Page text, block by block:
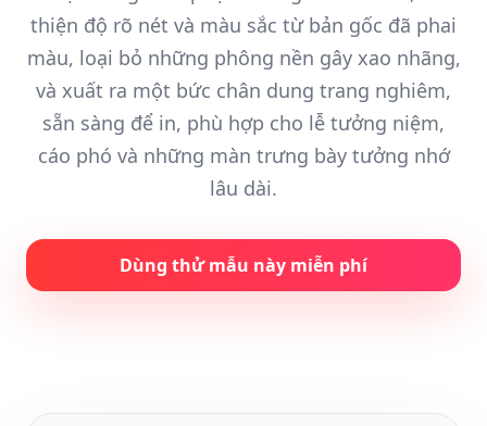
thiện độ rõ nét và màu sắc từ bản gốc đã phai
màu, loại bỏ những phông nền gây xao nhãng,
và xuất ra một bức chân dung trang nghiêm,
sẵn sàng để in, phù hợp cho lễ tưởng niệm,
cáo phó và những màn trưng bày tưởng nhớ
lâu dài.
Dùng thử mẫu này miễn phí